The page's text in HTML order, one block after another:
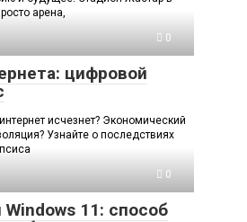
арена,
0
цифровой
исчезнет? Экономический
Узнайте о последствиях
0
11: способ